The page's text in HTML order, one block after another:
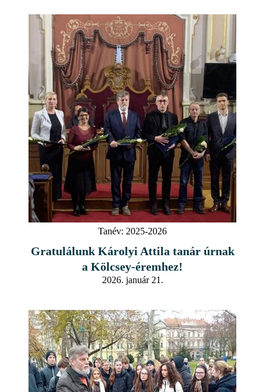
Tanév: 2025-2026
Gratulálunk Károlyi Attila tanár úrnak
a Kölcsey-éremhez!
2026. január 21.